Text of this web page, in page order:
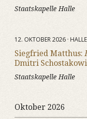
Staatskapelle Halle
12. OKTOBER 2026 ·
Siegfried Matthus:
Dmitri
Staatskapelle Halle
Oktober 2026